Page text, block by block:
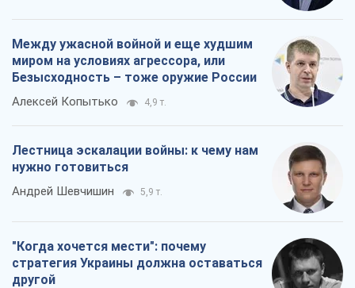
Между ужасной войной и еще худшим
миром на условиях агрессора, или
Безысходность – тоже оружие России
Алексей Копытько 4,9 т.
Лестница эскалации войны: к чему нам
нужно готовиться
Андрей Шевчишин 5,9 т.
"Когда хочется мести": почему
стратегия Украины должна оставаться
другой